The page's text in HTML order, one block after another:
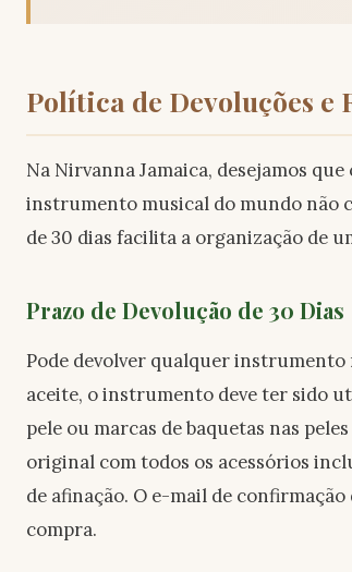
Política de Devoluções e
Na Nirvanna Jamaica, desejamos
instrumento musical do mundo não
de 30 dias facilita a organização de
Prazo de Devolução de 30 Dias
Pode devolver qualquer instrumento
aceite, o instrumento deve ter sido
pele ou marcas de baquetas nas
original com todos os acessórios
de afinação. O e-mail de
compra.